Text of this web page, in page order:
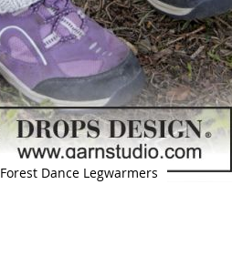
Forest Dance Legwarmers